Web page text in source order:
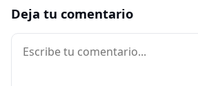
Deja tu comentario
Comentario